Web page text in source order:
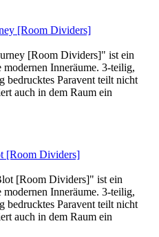
[Room Dividers]
[Room Dividers]" ist ein
Inneräume. 3-teilig,
bedrucktes Paravent teilt nicht
auch in dem Raum ein
[Room Dividers]
[Room Dividers]" ist ein
Inneräume. 3-teilig,
bedrucktes Paravent teilt nicht
auch in dem Raum ein